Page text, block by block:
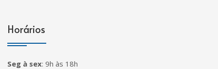
Horários
Seg à sex: 9h às 18h